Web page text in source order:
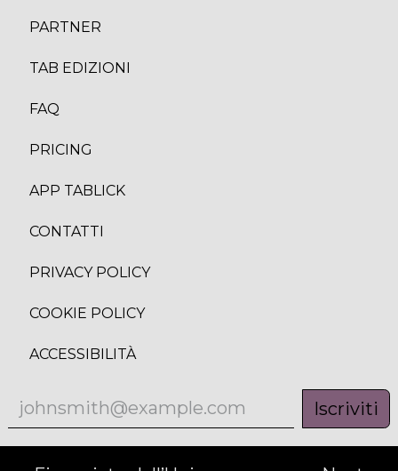
PARTNER
TAB EDIZIONI
FAQ
PRICING
APP TABLICK
CONTATTI
PRIVACY POLICY
COOKIE POLICY
ACCESSIBILITÀ
Iscriviti